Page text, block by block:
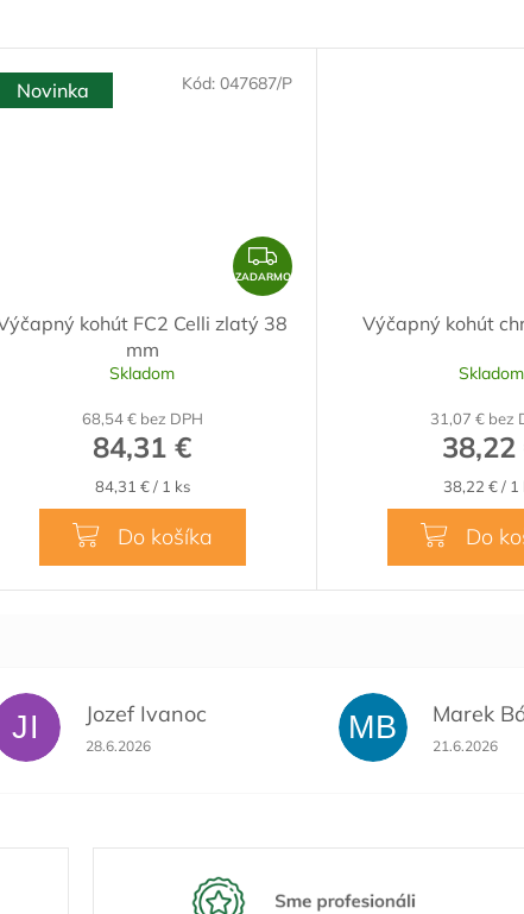
Novinka
Z
A
D
ZADARMO
kohút FC2 Celli zlatý 38
mm
Skladom
68,54 € bez DPH
84,31 €
Jednotková
cena:
84,31 € / 1 ks
Do košíka
Kód: 047687/P
Výčapný kohút
Skladom
31,07 € bez
38,22
Jednotková
cena:
38,22 € / 1
Do
JI Jozef Ivanoc
Hodnotenie obchodu je 5 z 5 hviezdičiek.
28.6.2026
MB Marek
21.6.2026